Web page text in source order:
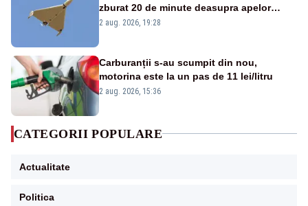
zburat 20 de minute deasupra apelor
României. Au fost ridicate două F-16
2 aug. 2026, 19:28
Carburanții s-au scumpit din nou,
motorina este la un pas de 11 lei/litru
2 aug. 2026, 15:36
CATEGORII POPULARE
Actualitate
Politica